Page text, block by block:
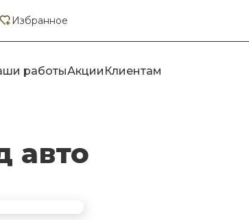
Избранное
работыАкции Клиентам
авто